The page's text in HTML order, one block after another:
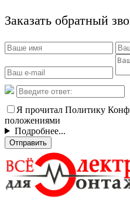
Заказать обратный
Я прочитал Политику
положениями
Подробнее...
Отправить